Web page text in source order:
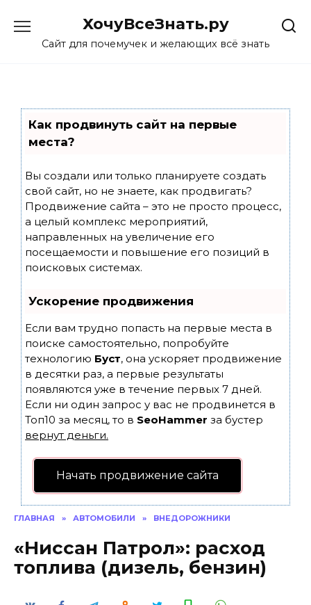
content
ХочуВсеЗнать.ру
Сайт для почемучек и желающих всё знать
Как продвинуть сайт на первые
места?
Вы создали или только планируете создать
свой сайт, но не знаете, как продвигать?
Продвижение сайта – это не просто процесс,
а целый комплекс мероприятий,
направленных на увеличение его
посещаемости и повышение его позиций в
поисковых системах.
Ускорение продвижения
Если вам трудно попасть на первые места в
поиске самостоятельно, попробуйте
технологию Буст, она ускоряет продвижение
в десятки раз, а первые результаты
появляются уже в течение первых 7 дней.
Если ни один запрос у вас не продвинется в
Топ10 за месяц, то в SeoHammer за бустер
вернут деньги.
Начать продвижение сайта
ГЛАВНАЯ » АВТОМОБИЛИ » ВНЕДОРОЖНИКИ
«Ниссан Патрол»: расход
топлива (дизель, бензин)